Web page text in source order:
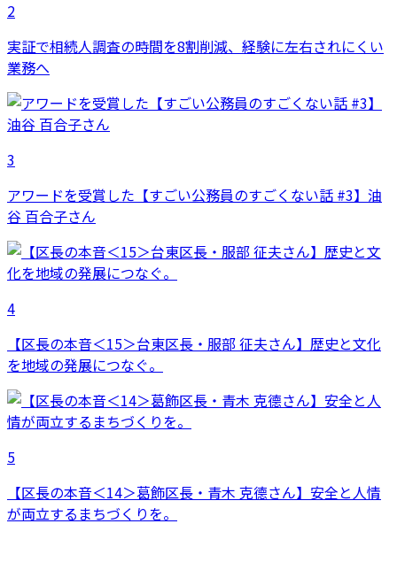
2
実証で相続人調査の時間を8割削減、経験に左右されにくい
業務へ
3
アワードを受賞した【すごい公務員のすごくない話 #3】油
谷 百合子さん
4
【区長の本音＜15＞台東区長・服部 征夫さん】歴史と文化
を地域の発展につなぐ。
5
【区長の本音＜14＞葛飾区長・青木 克德さん】安全と人情
が両立するまちづくりを。